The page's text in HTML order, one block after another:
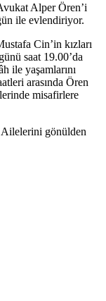
Alper Ören’i
ile evlendiriyor.
Cin’in kızları
saat 19.00’da
ile yaşamlarını
arasında Ören
misafirlere
gönülden